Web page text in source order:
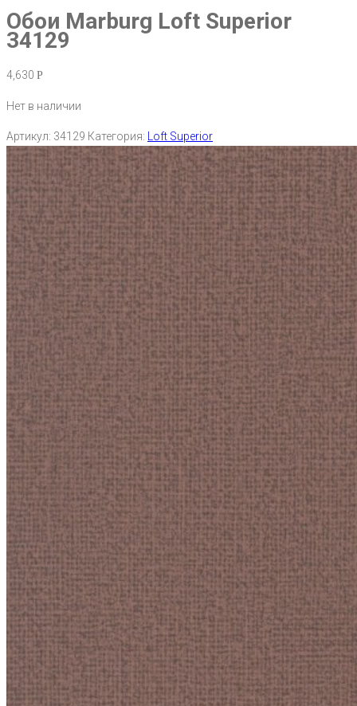
Обои Marburg Loft Superior
34129
4,630 Р
Нет в наличии
Артикул: 34129 Категория: Loft Superior